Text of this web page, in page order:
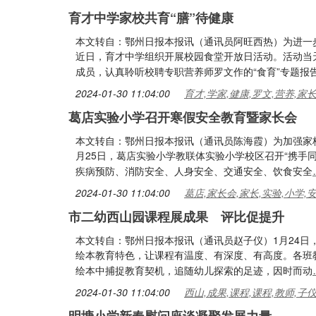
育才中学家校共育“膳”待健康
本文转自：鄂州日报本报讯（通讯员阿旺西热）为进
近日，育才中学组织开展校园食堂开放日活动。活动
成员，认真聆听校聘专职营养师罗文作的“食育”专题报
2024-01-30 11:04:00
育才,学家,健康,罗文,营养,家长
葛店实验小学召开寒假安全教育暨家长会
本文转自：鄂州日报本报讯（通讯员陈海霞）为加强
月25日，葛店实验小学教联体实验小学校区召开“携
疾病预防、消防安全、人身安全、交通安全、饮食安全
2024-01-30 11:04:00 葛店,家长会,家长,实验,小学,
市二幼西山园课程展成果 评比促提升
本文转自：鄂州日报本报讯（通讯员赵子仪）1月24
绘本教育特色，让课程有温度、有深度、有高度。各
绘本中捕捉教育契机，追随幼儿探索的足迹，因时而动
2024-01-30 11:04:00 西山,成果,课程,课程,教师,子仪